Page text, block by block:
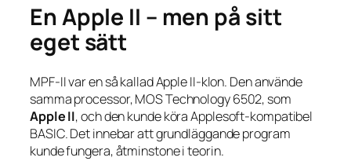
En Apple II – men på sitt
eget sätt
MPF-II var en så kallad Apple II-klon. Den använde
samma processor, MOS Technology 6502, som
Apple II, och den kunde köra Applesoft-kompatibel
BASIC. Det innebar att grundläggande program
kunde fungera, åtminstone i teorin.